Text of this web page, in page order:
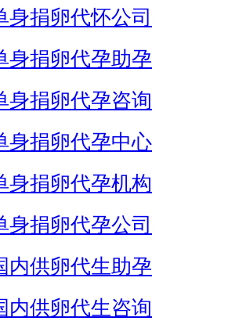
身捐卵代怀公司
身捐卵代孕助孕
身捐卵代孕咨询
身捐卵代孕中心
身捐卵代孕机构
身捐卵代孕公司
内供卵代生助孕
内供卵代生咨询